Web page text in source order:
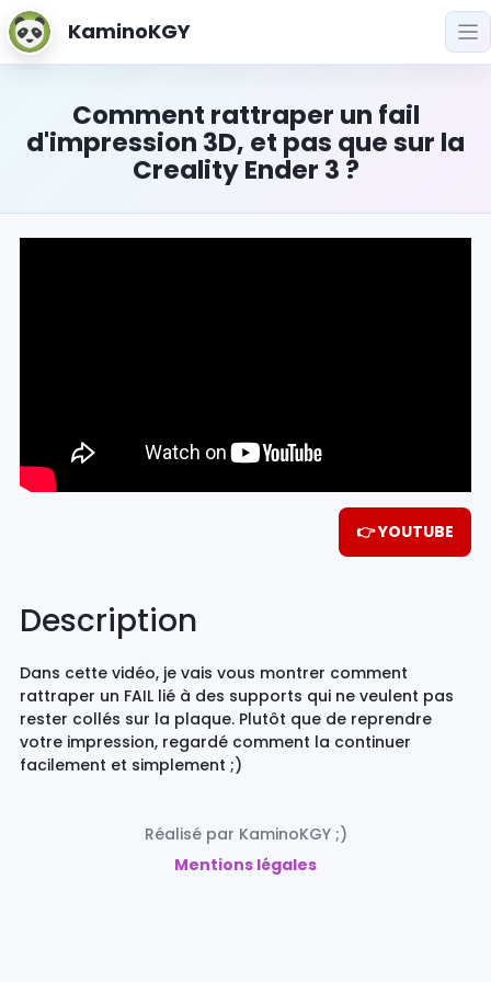
KaminoKGY
Comment rattraper un fail
d'impression 3D, et pas que sur la
Creality Ender 3 ?
👉 YOUTUBE
Description
Dans cette vidéo, je vais vous montrer comment
rattraper un FAIL lié à des supports qui ne veulent pas
rester collés sur la plaque. Plutôt que de reprendre
votre impression, regardé comment la continuer
facilement et simplement ;)
Réalisé par KaminoKGY ;)
Mentions légales